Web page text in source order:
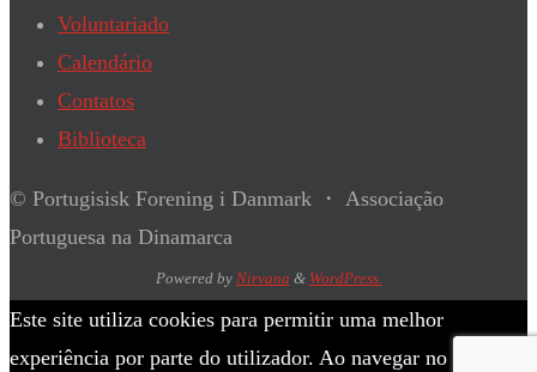
Voluntariado
Calendário
Contatos
Biblioteca
© Portugisisk Forening i Danmark ・ Associação
Portuguesa na Dinamarca
Powered by Nirvana & WordPress.
Este site utiliza cookies para permitir uma melhor
experiência por parte do utilizador. Ao navegar no site